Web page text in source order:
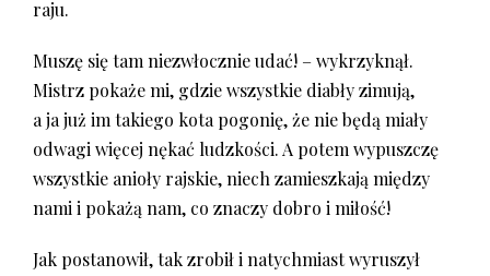
raju.
Muszę się tam niezwłocznie udać! – wykrzyknął.
Mistrz pokaże mi, gdzie wszystkie diabły zimują,
a ja już im takiego kota pogonię, że nie będą miały
odwagi więcej nękać ludzkości. A potem wypuszczę
wszystkie anioły rajskie, niech zamieszkają między
nami i pokażą nam, co znaczy dobro i miłość!
Jak postanowił, tak zrobił i natychmiast wyruszył